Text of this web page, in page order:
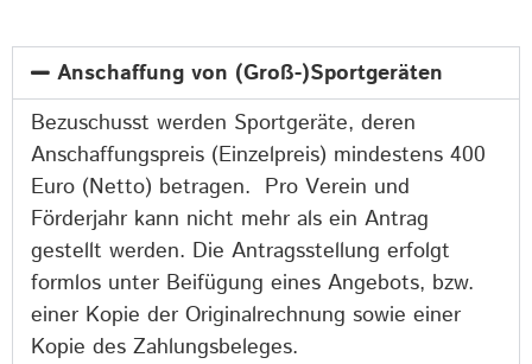
Anschaffung von (Groß-)Sportgeräten
Bezuschusst werden Sportgeräte, deren
Anschaffungspreis (Einzelpreis) mindestens 400
Euro (Netto) betragen. Pro Verein und
Förderjahr kann nicht mehr als ein Antrag
gestellt werden. Die Antragsstellung erfolgt
formlos unter Beifügung eines Angebots, bzw.
einer Kopie der Originalrechnung sowie einer
Kopie des Zahlungsbeleges.